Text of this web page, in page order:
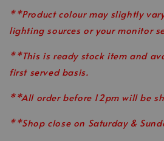
**Product colour may slightly
lighting sources or your monitor
**This is ready stock item and
first served basis.
**All order before 12pm will be
**Shop close on Saturday &